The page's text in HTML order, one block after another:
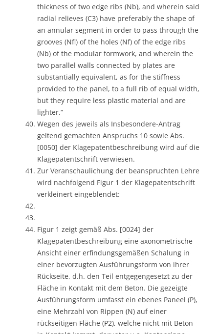
thickness of two edge ribs (Nb), and wherein said
radial relieves (C3) have preferably the shape of
an annular segment in order to pass through the
grooves (Nfl) of the holes (Nf) of the edge ribs
(Nb) of the modular formwork, and wherein the
two parallel walls connected by plates are
substantially equivalent, as for the stiffness
provided to the panel, to a full rib of equal width,
but they require less plastic material and are
lighter.“
Wegen des jeweils als Insbesondere-Antrag
geltend gemachten Anspruchs 10 sowie Abs.
[0050] der Klagepatentbeschreibung wird auf die
Klagepatentschrift verwiesen.
Zur Veranschaulichung der beanspruchten Lehre
wird nachfolgend Figur 1 der Klagepatentschrift
verkleinert eingeblendet:
Figur 1 zeigt gemäß Abs. [0024] der
Klagepatentbeschreibung eine axonometrische
Ansicht einer erfindungsgemäßen Schalung in
einer bevorzugten Ausführungsform von ihrer
Rückseite, d.h. den Teil entgegengesetzt zu der
Fläche in Kontakt mit dem Beton. Die gezeigte
Ausführungsform umfasst ein ebenes Paneel (P),
eine Mehrzahl von Rippen (N) auf einer
rückseitigen Fläche (P2), welche nicht mit Beton